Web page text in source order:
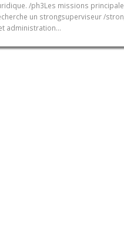
/ph3Les missions
un strongsuperviseur /
administration...